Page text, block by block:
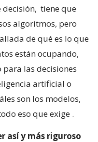
tiene que
algoritmos, pero
de qué es lo que
están ocupando,
las decisiones
artificial o
son los modelos,
eso que exige .
así y más riguroso